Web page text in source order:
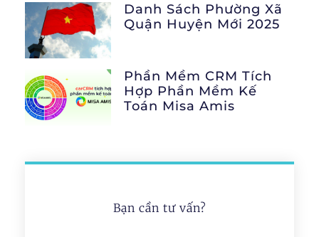
Danh Sách Phường Xã
Quận Huyện Mới 2025
Phần Mềm CRM Tích
Hợp Phần Mềm Kế
Toán Misa Amis
Bạn cần tư vấn?